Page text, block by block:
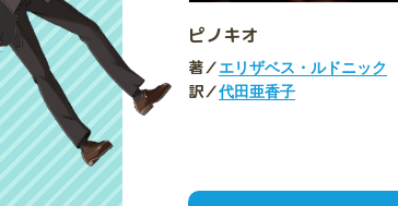
ピノキオ
著／エリザベス・ルドニック
訳／代田亜香子